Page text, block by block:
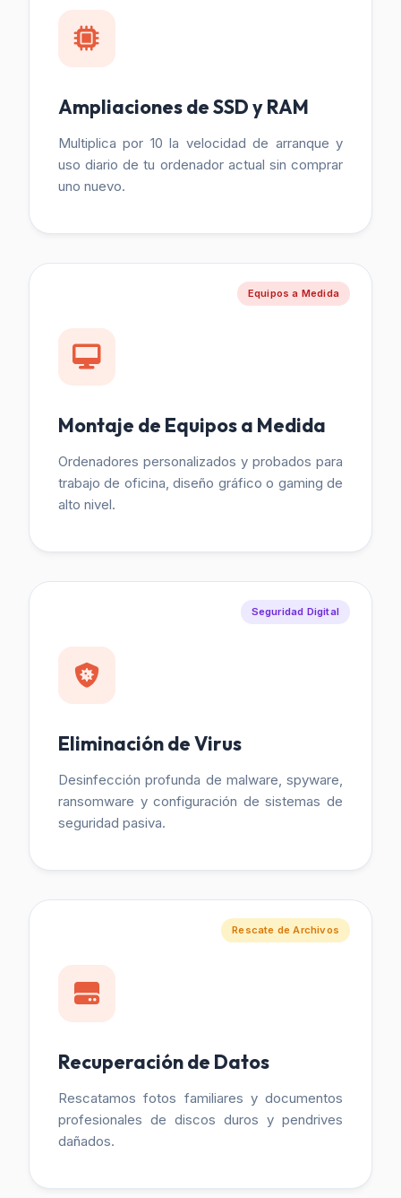
Ampliaciones de SSD y RAM
Multiplica por 10 la velocidad de arranque y
uso diario de tu ordenador actual sin comprar
uno nuevo.
Equipos a Medida
Montaje de Equipos a Medida
Ordenadores personalizados y probados para
trabajo de oficina, diseño gráfico o gaming de
alto nivel.
Seguridad Digital
Eliminación de Virus
Desinfección profunda de malware, spyware,
ransomware y configuración de sistemas de
seguridad pasiva.
Rescate de Archivos
Recuperación de Datos
Rescatamos fotos familiares y documentos
profesionales de discos duros y pendrives
dañados.